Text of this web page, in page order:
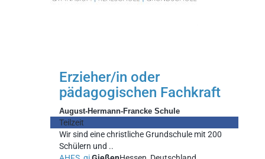
Erzieher/in oder
pädagogischen Fachkraft
August-Hermann-Francke Schule
Teilzeit
Wir sind eine christliche Grundschule mit 200
Schülern und ..